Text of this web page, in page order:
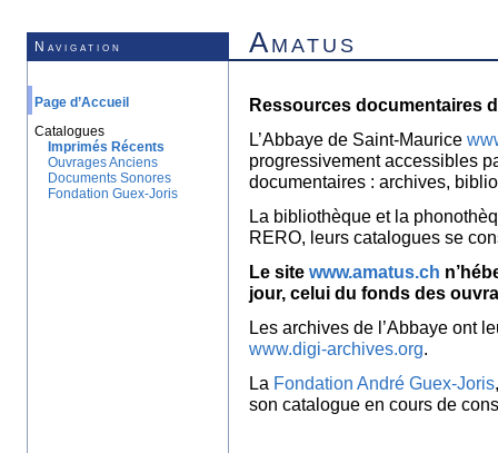
Navigation Amatus
Page d’Accueil
Catalogues
Imprimés Récents
Ouvrages Anciens
Documents Sonores
Fondation Guex-Joris
Ressources documentaires
L’Abbaye de Saint-Maurice
progressivement accessibles
documentaires : archives,
La bibliothèque et la
RERO, leurs catalogues se
Le site www.amatus.ch
jour, celui du fonds des
Les archives de l’Abbaye ont
www.digi-archives.org.
La Fondation André Guex-Joris
son catalogue en cours de